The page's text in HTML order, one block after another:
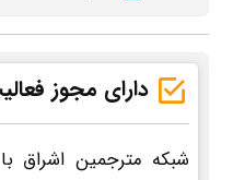
دارای مجوز
شبکه مترجمین اشراق